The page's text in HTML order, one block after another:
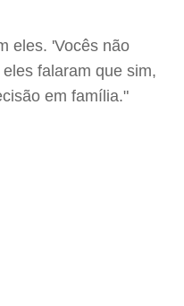
eles. 'Vocês não
falaram que sim,
em família."